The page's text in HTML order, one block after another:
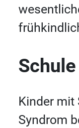
Kinder mit
Syndrom